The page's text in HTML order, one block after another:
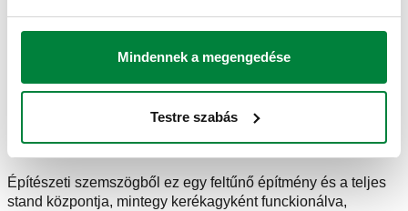
Mindennek a megengedése
Testre szabás
A legnagyobb újításunk az MCE 2016 kiállításon a
CUBOROSSO installáció. A piros kocka a dobogó szív,
amely új termékeinket és innovatív projektjeinket szolgáltatja
bemutatjuk a kiállításon a CUBOROSSO-t, kihasználva a
digitális kommunikáció lehetőségeit és egy valódi élménnyé
Építészeti szemszögből ez egy feltűnő építmény és a teljes
stand központja, mintegy kerékagyként funckionálva,